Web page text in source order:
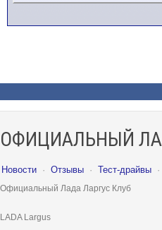
ОФИЦИАЛЬНЫЙ
Новости · Отзывы · Тест-драйвы ·
Официальный Лада Ларгус Клуб
LADA Largus